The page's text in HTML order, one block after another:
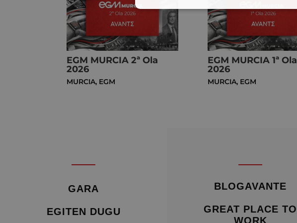
EGM MURCIA 2ª Ola
2026
MURCIA, EGM
EGM MURCIA 1ª Ola
2026
MURCIA, EGM
GARA
EGITEN DUGU
BLOGAVANTE
GREAT PLACE TO
WORK